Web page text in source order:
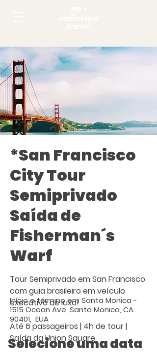
*San Francisco
City Tour
Semiprivado
Saída de
Fisherman´s
Warf
Tour Semiprivado em San Francisco
com guia brasileiro em veículo
executivo de luxo!
Até 6 passageiros | 4h de tour |
Saída da Union Square
Selecione uma data
Início e término em Santa Monica -
1515 Ocean Ave, Santa Monica, CA
90401, EUA